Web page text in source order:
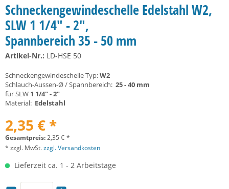
Schneckengewindeschelle Edelstahl W2,
SLW 1 1/4" - 2",
Spannbereich 35 - 50 mm
Artikel-Nr.: LD-HSE 50
Schneckengewindeschelle Typ:W2
Schlauch-Aussen-Ø / Spannbereich: 25 - 40 mm
für SLW 1 1/4" - 2"
Material: Edelstahl
2,35 € *
Gesamtpreis:2,35 € *
* zzgl. MwSt.zzgl. Versandkosten
Lieferzeit ca. 1 - 2 Arbeitstage